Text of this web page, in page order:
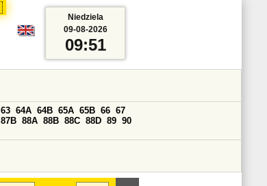
63 64A 64B 65A 65B 66 67
87B 88A 88B 88C 88D 89 90
Niedziela
09-08-2026
09:51